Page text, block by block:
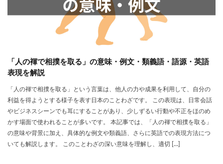
「人の褌で相撲を取る」の意味・例文・類義語・語源・英語
表現を解説
「人の褌で相撲を取る」という言葉は、他人の力や成果を利用して、自分の
利益を得ようとする様子を表す日本のことわざです。 この表現は、日常会話
やビジネスシーンでも耳にすることがあり、少しずるい行動や不正をほのめ
かす場面で使われることが多いです。 本記事では、「人の褌で相撲を取る」
の意味や背景に加え、具体的な例文や類義語、さらに英語での表現方法につ
いても解説します。 このことわざの深い意味を理解し、適切 […]